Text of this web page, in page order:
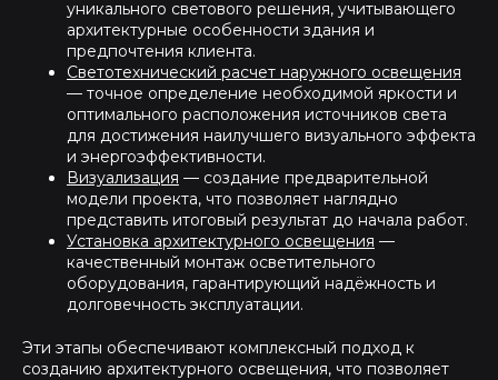
уникального светового решения, учитывающего
архитектурные особенности здания и
предпочтения клиента.
Светотехнический расчет наружного освещения
— точное определение необходимой яркости и
оптимального расположения источников света
для достижения наилучшего визуального эффекта
и энергоэффективности.
Визуализация — создание предварительной
модели проекта, что позволяет наглядно
представить итоговый результат до начала работ.
Установка архитектурного освещения —
качественный монтаж осветительного
оборудования, гарантирующий надёжность и
долговечность эксплуатации.
Эти этапы обеспечивают комплексный подход к
созданию архитектурного освещения, что позволяет